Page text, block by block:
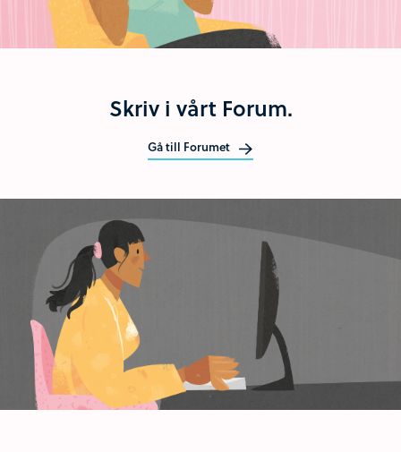
Skriv i vårt Forum.
Gå till Forumet